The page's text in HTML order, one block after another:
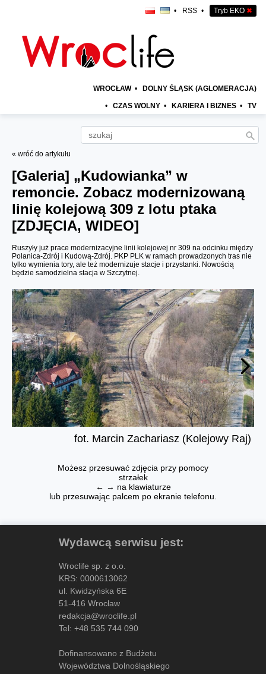
• RSS • Tryb EKO ✖
WROCŁAW • DOLNY ŚLĄSK (AGLOMERACJA)
• CZAS WOLNY • KARIERA I BIZNES • TV
« wróć do artykułu
[Galeria] „Kudowianka” w
remoncie. Zobacz modernizowaną
linię kolejową 309 z lotu ptaka
[ZDJĘCIA, WIDEO]
Ruszyły już prace modernizacyjne linii kolejowej nr 309 na odcinku między
Polanica-Zdrój i Kudową-Zdrój. PKP PLK w ramach prowadzonych tras nie
tylko wymienia tory, ale też modernizuje stacje i przystanki. Nowością
będzie samodzielna stacja w Szczytnej.
fot. Marcin Zachariasz (Kolejowy Raj)
Możesz przesuwać zdjęcia przy pomocy
strzałek
← → na klawiaturze
lub przesuwając palcem po ekranie telefonu.
Wydawcą serwisu jest:
Wroclife sp. z o.o.
KRS: 0000613062
ul. Kwidzyńska 6E
51-416 Wrocław
redakcja@wroclife.pl
Tel: +48 535 744 090
Dofinansowano z Budżetu
Województwa Dolnośląskiego